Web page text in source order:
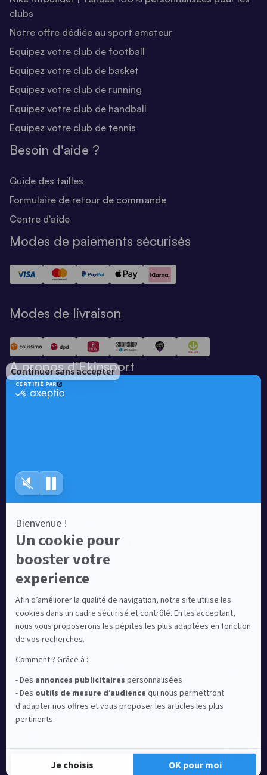
clubs
Notre offre dédiée au sport amateur
Equipez votre club de football
Equipez votre club de basket
Equipez votre club de running
Equipez votre club de handball
Equipez votre club de tennis
Besoin d'aide ?
Guide des tailles
Formulaire de retour de commande
Centre d'aide
Modes de paiements sécurisés
Modes de livraison
A propos d'Ekinsport
Qui sommes nous ?
Blog
Une société de :
10 ans, Ekinsport a été distingué par la rédaction de
Capital dans son classement des « Meilleurs sites de
commerce en ligne 2024 », catégorie Sportswear.